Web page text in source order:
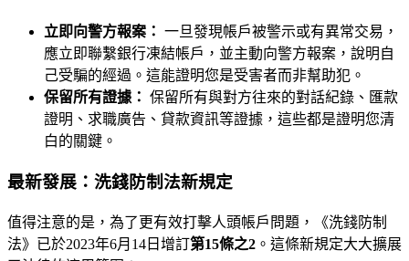
立即向警方報案： 一旦發現帳戶被警示或有異常交易，
應立即聯繫銀行凍結帳戶，並主動向警方報案，說明自
己受騙的經過。這能證明您是受害者而非幫助犯。
保留所有證據： 保留所有與對方往來的對話紀錄、匯款
證明、求職廣告、貸款資訊等證據，這些都是證明您清
白的關鍵。
最新發展：洗錢防制法新規定
值得注意的是，為了更有效打擊人頭帳戶問題，《洗錢防制
法》已於2023年6月14日增訂第15條之2 。這條新規定大大擴展